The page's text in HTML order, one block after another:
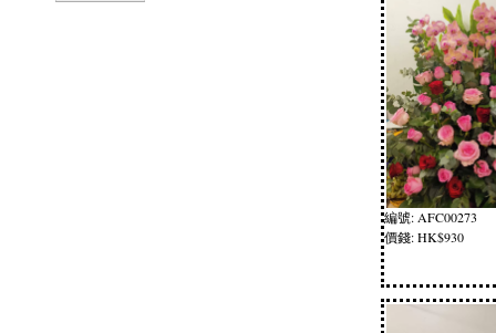
編號: AFC00273
價錢: HK$930